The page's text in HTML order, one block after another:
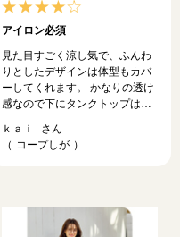
アイロン必須
見た目すごく涼し気で、ふんわ
りとしたデザインは体型もカバ
ーしてくれます。 かなりの透け
感なので下にタンクトップは必
す。 これだけのためのアイロン
なら面倒だと思いますが他にも
ｋａｉ
コープしが